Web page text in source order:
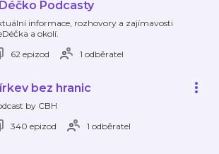
Podcasty
informace, rozhovory a zajímavosti
a okolí.
62 epizod
1 odběratel
bez hranic
by CBH
340 epizod
1 odběratel